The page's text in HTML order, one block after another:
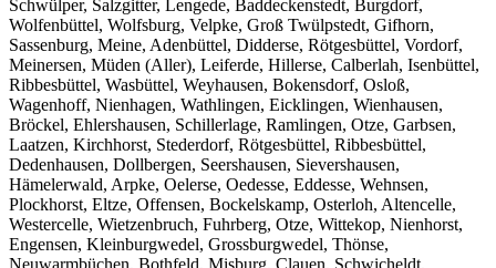
Schwülper, Salzgitter, Lengede, Baddeckenstedt, Burgdorf,
Wolfenbüttel, Wolfsburg, Velpke, Groß Twülpstedt, Gifhorn,
Sassenburg, Meine, Adenbüttel, Didderse, Rötgesbüttel, Vordorf,
Meinersen, Müden (Aller), Leiferde, Hillerse, Calberlah, Isenbüttel,
Ribbesbüttel, Wasbüttel, Weyhausen, Bokensdorf, Osloß,
Wagenhoff, Nienhagen, Wathlingen, Eicklingen, Wienhausen,
Bröckel, Ehlershausen, Schillerlage, Ramlingen, Otze, Garbsen,
Laatzen, Kirchhorst, Stederdorf, Rötgesbüttel, Ribbesbüttel,
Dedenhausen, Dollbergen, Seershausen, Sievershausen,
Hämelerwald, Arpke, Oelerse, Oedesse, Eddesse, Wehnsen,
Plockhorst, Eltze, Offensen, Bockelskamp, Osterloh, Altencelle,
Westercelle, Wietzenbruch, Fuhrberg, Otze, Wittekop, Nienhorst,
Engensen, Kleinburgwedel, Grossburgwedel, Thönse,